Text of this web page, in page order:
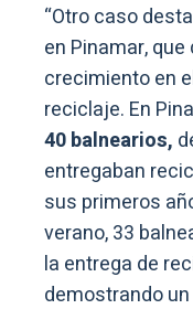
“Otro caso
en Pinamar,
crecimiento en
reciclaje. En
40 balnearios,
entregaban
sus primeros
verano, 33
la entrega de
demostrando